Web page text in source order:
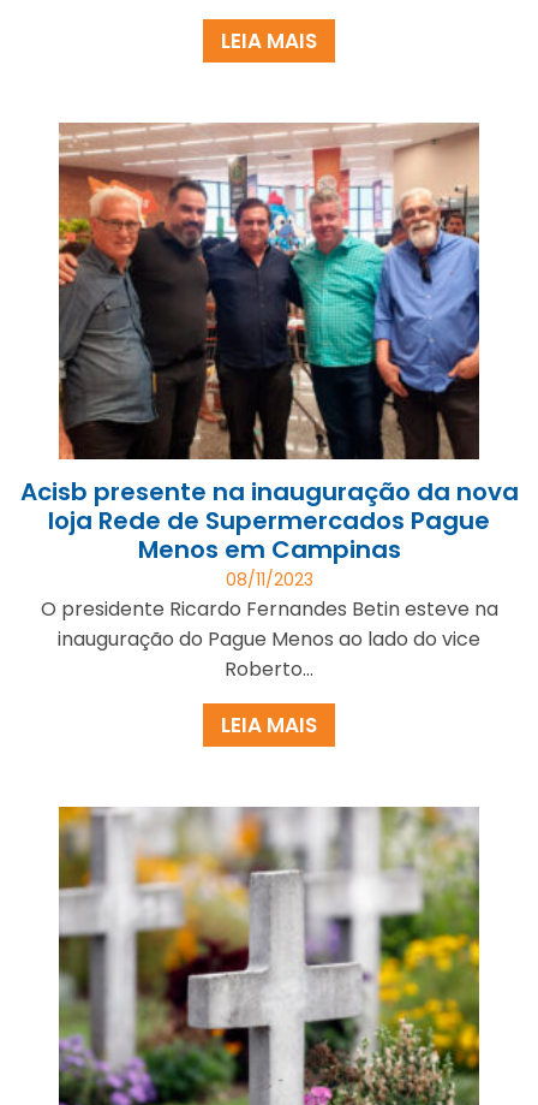
LEIA MAIS
Acisb presente na inauguração da nova
loja Rede de Supermercados Pague
Menos em Campinas
08/11/2023
O presidente Ricardo Fernandes Betin esteve na
inauguração do Pague Menos ao lado do vice
Roberto...
LEIA MAIS